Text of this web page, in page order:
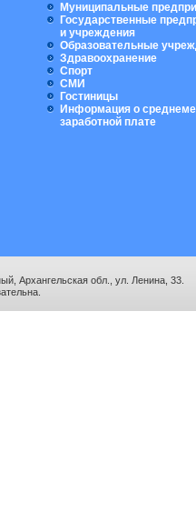
Муниципальные
Государственные
и учреждения
Образовательные
Здравоохранение
Спорт
СМИ
Гостиницы
Информация о
заработной плате
Архангельская обл., ул. Ленина, 33.